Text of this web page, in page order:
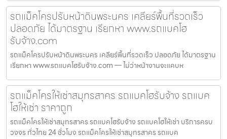
รถแม็คโครปรับหน้าดินพระนคร เคลียร์พื้นที่รวดเร็ว
ปลอดภัย ได้มาตรฐาน เรียกหา www.รถแบคโฮ
รับจ้าง.com
รถแม็คโครปรับหน้าดินพระนคร เคลียร์พื้นที่รวดเร็ว ปลอดภัย ได้มาตรฐาน
เรียกหา www.รถแบคโฮรับจ้าง.com — ไม่ว่าหน้างานจะแคบห
รถแม็คโครให้เช่าสมุทรสาคร รถแบคโฮรับจ้าง รถแบค
โฮให้เช่า ราคาถูก
รถแม็คโครให้เช่าสมุทรสาคร รถแบคโฮรับจ้าง รถแบคโฮให้เช่า บริการครบ
วงจร ทั่วไทย 24 ชั่วโมง รถแม็คโครให้เช่าสมุทรสาคร รถแบค